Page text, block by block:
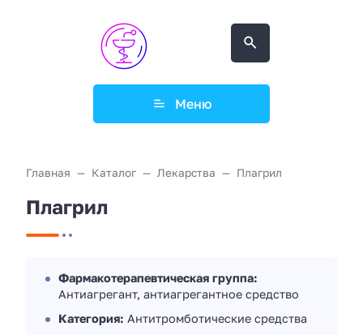
Меню
Главная Каталог Лекарства Плагрил
Плагрил
Фармакотерапевтическая группа:
Антиагрегант, антиагрегантное средство
Категория: Антитромботические средства